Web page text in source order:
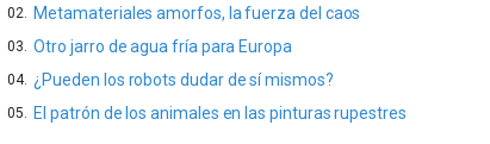
Metamateriales amorfos, la fuerza del caos
Otro jarro de agua fría para Europa
¿Pueden los robots dudar de sí mismos?
El patrón de los animales en las pinturas rupestres